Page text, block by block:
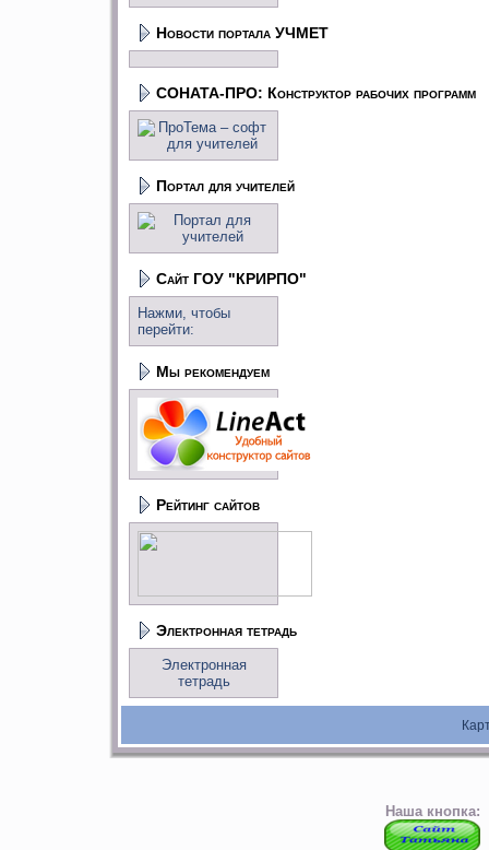
Новости портала УЧМЕТ
СОНАТА-ПРО: Конструктор рабочих программ
Портал для учителей
Сайт ГОУ "КРИРПО"
Нажми, чтобы
перейти:
Мы рекомендуем
Рейтинг сайтов
Электронная тетрадь
Электронная
тетрадь
Наша кнопка: